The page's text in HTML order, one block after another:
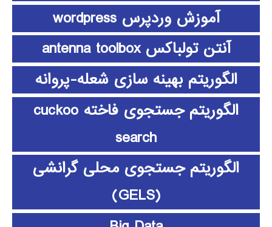
آموزش وردپرس wordpress
آنتن تولباکس antenna toolbox
الگوریتم بهینه سازی شعله-پروانه
الگوریتم جستجوی فاخته cuckoo
search
الگوریتم جستجوی محلی گرانشی
(GELS)